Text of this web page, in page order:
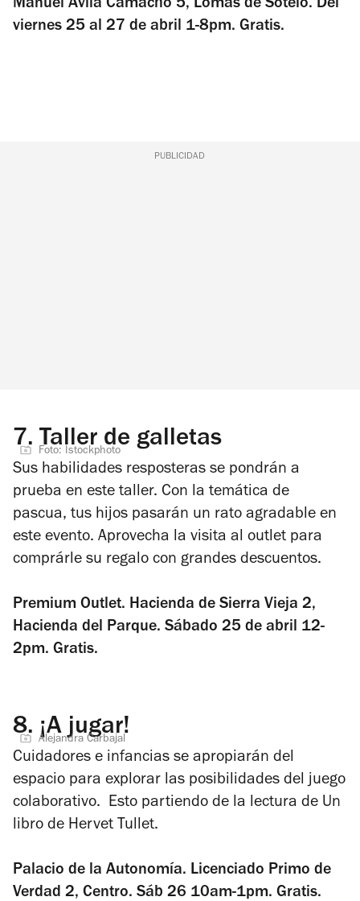
Manuel Ávila Camacho 5, Lomas de Sotelo. Del
viernes 25 al 27 de abril 1-8pm. Gratis.
PUBLICIDAD
7. Taller de galletas
Foto: Istockphoto
Sus habilidades resposteras se pondrán a
prueba en este taller. Con la temática de
pascua, tus hijos pasarán un rato agradable en
este evento. Aprovecha la visita al outlet para
comprárle su regalo con grandes descuentos.
Premium Outlet. Hacienda de Sierra Vieja 2,
Hacienda del Parque. Sábado 25 de abril 12-
2pm. Gratis.
8. ¡A jugar!
Alejandra Carbajal
Cuidadores e infancias se apropiarán del
espacio para explorar las posibilidades del juego
colaborativo. Esto partiendo de la lectura de Un
libro de Hervet Tullet.
Palacio de la Autonomía. Licenciado Primo de
Verdad 2, Centro. Sáb 26 10am-1pm. Gratis.